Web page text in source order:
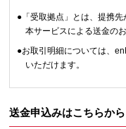
「受取拠点」とは、提携
本サービスによる送金の
お取引明細については、
いただけます。
送金申込みはこちらから